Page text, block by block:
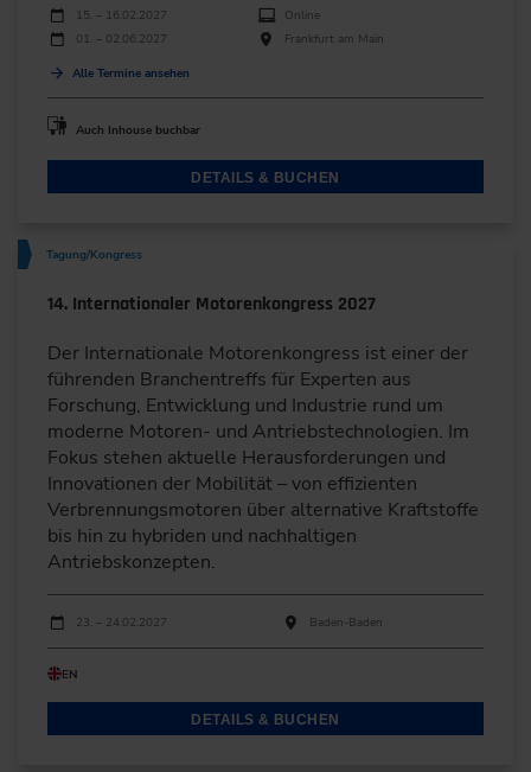
Durchführungen
Veranstaltungsdatum Veranstaltungsort
15. – 16.02.2027
Online
01. – 02.06.2027
Frankfurt am Main
Alle Termine ansehen
Auch Inhouse buchbar
DETAILS & BUCHEN
Tagung/Kongress
14. Internationaler Motorenkongress 2027
Der Internationale Motorenkongress ist einer der
führenden Branchentreffs für Experten aus
Forschung, Entwicklung und Industrie rund um
moderne Motoren- und Antriebstechnologien. Im
Fokus stehen aktuelle Herausforderungen und
Innovationen der Mobilität – von effizienten
Verbrennungsmotoren über alternative Kraftstoffe
bis hin zu hybriden und nachhaltigen
Antriebskonzepten.
Durchführungen
Veranstaltungsdatum
23. – 24.02.2027 Baden-Baden
EN
DETAILS & BUCHEN